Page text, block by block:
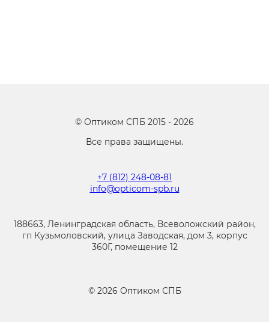
© Оптиком СПБ 2015 - 2026
Все права защищены.
+7 (812) 248-08-81
info@opticom-spb.ru
188663, Ленинградская область, Всеволожский район,
гп Кузьмоловский, улица Заводская, дом 3, корпус
360Г, помещение 12
© 2026 Оптиком СПБ